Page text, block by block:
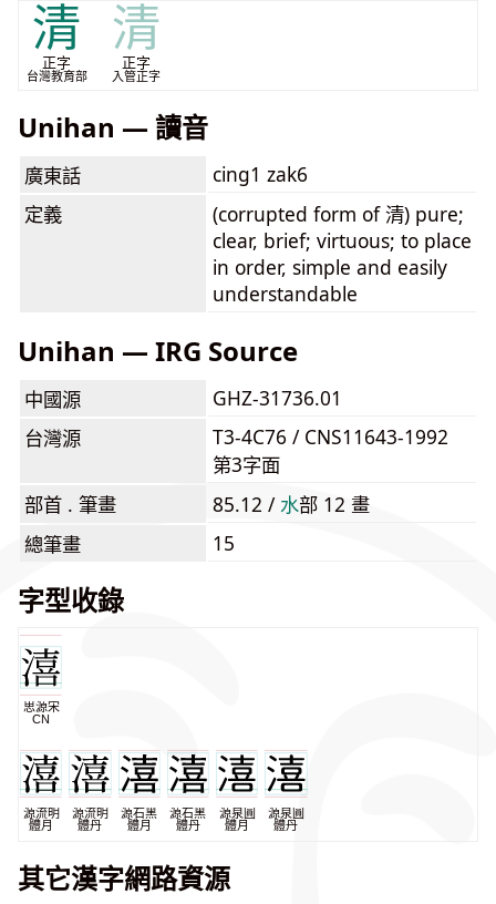
清
正字
台灣教育部
清
正字
入管正字
Unihan — 讀音
廣東話
cing1 zak6
定義
(corrupted form of 清) pure;
clear, brief; virtuous; to place
in order, simple and easily
understandable
Unihan — IRG Source
中國源
GHZ-31736.01
台灣源
T3-4C76 / CNS11643-1992
第3字面
部首 . 筆畫
85.12 /⽔部 12 畫
總筆畫
15
字型收錄
思源宋
CN
源流明
體月
源流明
體丹
源石黑
體月
源石黑
體丹
源泉圓
體月
源泉圓
體丹
其它漢字網路資源